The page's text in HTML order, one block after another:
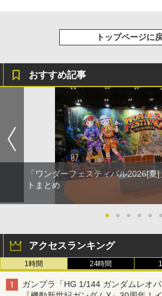
トップページに
おすすめ記事
「ワンダーフェスティバル2026[夏
トまとめ
● ● ● ● ● ●
アクセスランキング
1時間 24時間
ガンプラ「HG 1/144 ガンダムレオ